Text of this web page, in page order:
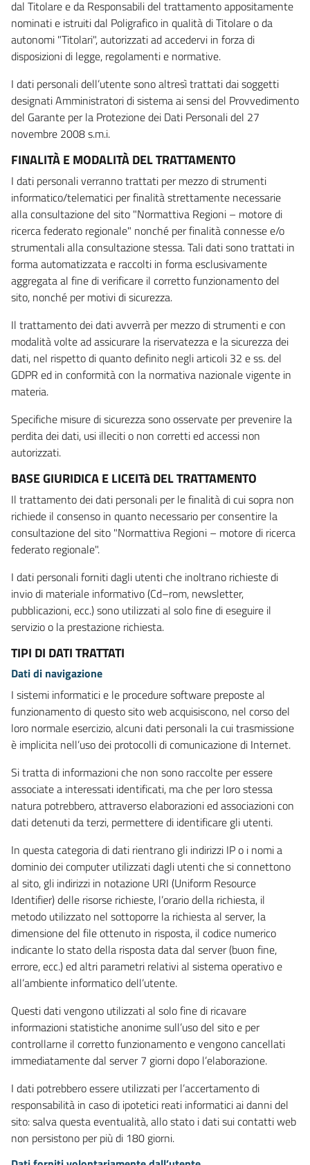
dal Titolare e da Responsabili del trattamento appositamente
nominati e istruiti dal Poligrafico in qualità di Titolare o da
autonomi "Titolari", autorizzati ad accedervi in forza di
disposizioni di legge, regolamenti e normative.
I dati personali dell’utente sono altresì trattati dai soggetti
designati Amministratori di sistema ai sensi del Provvedimento
del Garante per la Protezione dei Dati Personali del 27
novembre 2008 s.m.i.
FINALITÀ E MODALITÀ DEL TRATTAMENTO
I dati personali verranno trattati per mezzo di strumenti
informatico/telematici per finalità strettamente necessarie
alla consultazione del sito "Normattiva Regioni – motore di
ricerca federato regionale" nonché per finalità connesse e/o
strumentali alla consultazione stessa. Tali dati sono trattati in
forma automatizzata e raccolti in forma esclusivamente
aggregata al fine di verificare il corretto funzionamento del
sito, nonché per motivi di sicurezza.
Il trattamento dei dati avverrà per mezzo di strumenti e con
modalità volte ad assicurare la riservatezza e la sicurezza dei
dati, nel rispetto di quanto definito negli articoli 32 e ss. del
GDPR ed in conformità con la normativa nazionale vigente in
materia.
Specifiche misure di sicurezza sono osservate per prevenire la
perdita dei dati, usi illeciti o non corretti ed accessi non
autorizzati.
BASE GIURIDICA E LICEITà DEL TRATTAMENTO
Il trattamento dei dati personali per le finalità di cui sopra non
richiede il consenso in quanto necessario per consentire la
consultazione del sito "Normattiva Regioni – motore di ricerca
federato regionale".
I dati personali forniti dagli utenti che inoltrano richieste di
invio di materiale informativo (Cd–rom, newsletter,
pubblicazioni, ecc.) sono utilizzati al solo fine di eseguire il
servizio o la prestazione richiesta.
TIPI DI DATI TRATTATI
Dati di navigazione
I sistemi informatici e le procedure software preposte al
funzionamento di questo sito web acquisiscono, nel corso del
loro normale esercizio, alcuni dati personali la cui trasmissione
è implicita nell’uso dei protocolli di comunicazione di Internet.
Si tratta di informazioni che non sono raccolte per essere
associate a interessati identificati, ma che per loro stessa
natura potrebbero, attraverso elaborazioni ed associazioni con
dati detenuti da terzi, permettere di identificare gli utenti.
In questa categoria di dati rientrano gli indirizzi IP o i nomi a
dominio dei computer utilizzati dagli utenti che si connettono
al sito, gli indirizzi in notazione URI (Uniform Resource
Identifier) delle risorse richieste, l’orario della richiesta, il
metodo utilizzato nel sottoporre la richiesta al server, la
dimensione del file ottenuto in risposta, il codice numerico
indicante lo stato della risposta data dal server (buon fine,
errore, ecc.) ed altri parametri relativi al sistema operativo e
all’ambiente informatico dell’utente.
Questi dati vengono utilizzati al solo fine di ricavare
informazioni statistiche anonime sull’uso del sito e per
controllarne il corretto funzionamento e vengono cancellati
immediatamente dal server 7 giorni dopo l’elaborazione.
I dati potrebbero essere utilizzati per l’accertamento di
responsabilità in caso di ipotetici reati informatici ai danni del
sito: salva questa eventualità, allo stato i dati sui contatti web
non persistono per più di 180 giorni.